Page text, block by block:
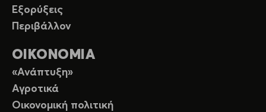
Εξορύξεις
Περιβάλλον
ΟΙΚΟΝΟΜΙΑ
«Ανάπτυξη»
Αγροτικά
Οικονομική πολιτική